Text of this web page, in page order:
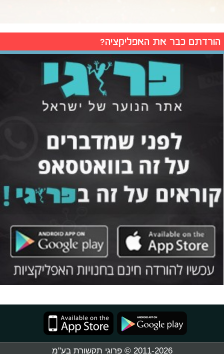
הורדתם כבר את האפליקציה?
2011-2026 © פרוגי תקשורת בע"מ